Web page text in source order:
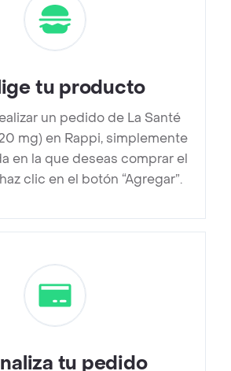
tu producto
un pedido de La Santé
mg) en Rappi, simplemente
en la que deseas comprar el
clic en el botón “Agregar”.
tu pedido